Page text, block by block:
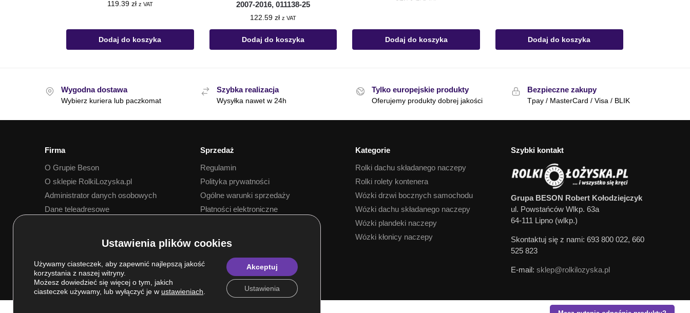
119.39 zł z VAT
Dodaj do koszyka
2007-2016, 011138-25
122.59 zł z VAT
Dodaj do koszyka Dodaj do koszyka Dodaj do koszyka
Wygodna dostawa
Wybierz kuriera lub paczkomat
Szybka realizacja
Wysyłka nawet w 24h
Tylko europejskie produkty
Oferujemy produkty dobrej jakości
Bezpieczne zakupy
Tpay / MasterCard / Visa / BLIK
Firma
O Grupie Beson
O sklepie RolkiLozyska.pl
Administrator danych osobowych
Dane teleadresowe
Sprzedaż
Regulamin
Polityka prywatności
Ogólne warunki sprzedaży
Płatności elektroniczne
Kategorie
Rolki dachu składanego naczepy
Rolki rolety kontenera
Wózki drzwi bocznych samochodu
Wózki dachu składanego naczepy
Wózki plandeki naczepy
Wózki kłonicy naczepy
Szybki kontakt
Grupa BESON Robert Kołodziejczyk
ul. Powstańców Wlkp. 63a
64-111 Lipno (wlkp.)
Skontaktuj się z nami: 693 800 022, 660
525 823
E-mail: sklep@rolkilozyska.pl
Używamy ciasteczek, aby zapewnić najlepszą jakość
korzystania z naszej witryny.
Możesz dowiedzieć się więcej o tym, jakich
ciasteczek używamy, lub wyłączyć je w ustawieniach
Akceptuj
Ustawienia